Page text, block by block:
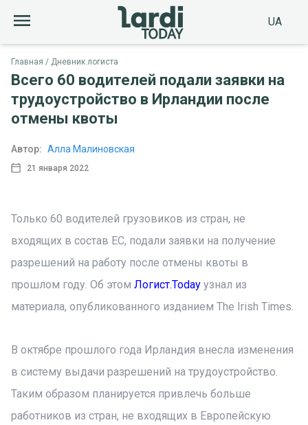
UA
Главная Дневник логиста
Всего 60 водителей подали заявки на
трудоустройство в Ирландии после
отмены квоты
21 января 2022
Автор: Алла Малиновская
Только 60 водителей грузовиков из стран, не
входящих в состав ЕС, подали заявки на получение
разрешений на работу после отмены квоты в
прошлом году. Об этом Логист.Today узнал из
материала, опубликованного изданием The Irish Times.
В октябре прошлого года Ирландия внесла изменения
в систему выдачи разрешений на трудоустройство.
Таким образом планируется привлечь больше
работников из стран, не входящих в Европейскую